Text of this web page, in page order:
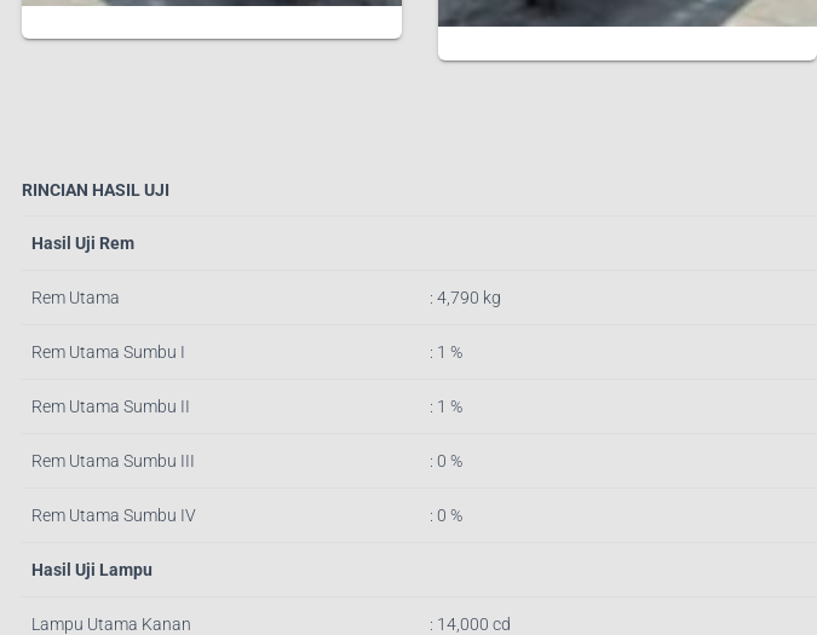
RINCIAN HASIL UJI
Hasil Uji Rem
Rem Utama : 4,790 kg
Rem Utama Sumbu I : 1 %
Rem Utama Sumbu II : 1 %
Rem Utama Sumbu III : 0 %
Rem Utama Sumbu IV : 0 %
Hasil Uji Lampu
Lampu Utama Kanan : 14,000 cd